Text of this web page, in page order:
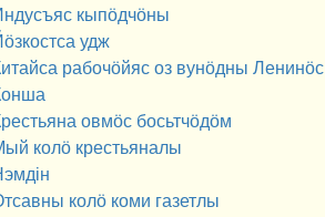
кыпӧдчӧны
удж
рабочӧйяс оз вунӧдны Ленинӧс
овмӧс босьтчӧдӧм
колӧ крестьяналы
колӧ коми газетлы